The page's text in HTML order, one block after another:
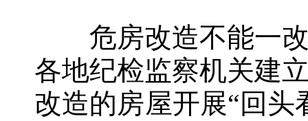
危房改造不能一改
各地纪检监察机关建
改造的房屋开展“回